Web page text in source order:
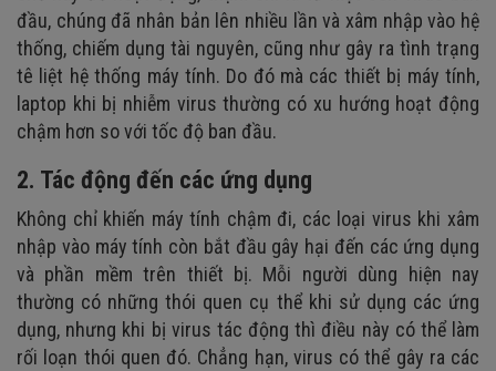
đầu, chúng đã nhân bản lên nhiều lần và xâm nhập vào hệ
thống, chiếm dụng tài nguyên, cũng như gây ra tình trạng
tê liệt hệ thống máy tính. Do đó mà các thiết bị máy tính,
laptop khi bị nhiễm virus thường có xu hướng hoạt động
chậm hơn so với tốc độ ban đầu.
2. Tác động đến các ứng dụng
Không chỉ khiến máy tính chậm đi, các loại virus khi xâm
nhập vào máy tính còn bắt đầu gây hại đến các ứng dụng
và phần mềm trên thiết bị. Mỗi người dùng hiện nay
thường có những thói quen cụ thể khi sử dụng các ứng
dụng, nhưng khi bị virus tác động thì điều này có thể làm
rối loạn thói quen đó. Chẳng hạn, virus có thể gây ra các